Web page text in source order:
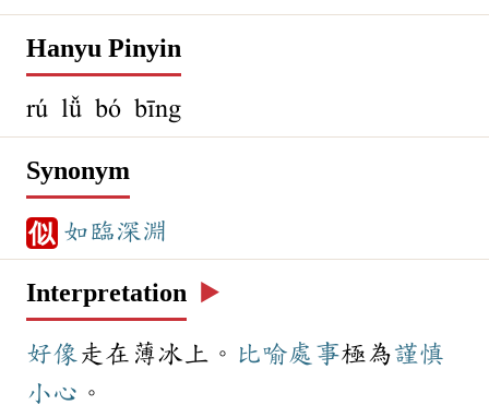
Hanyu Pinyin
rú lǚ bó bīng
Synonym
似 如臨深淵
Interpretation ▶️
好像 走在薄冰上。 比喻處事極為謹慎
小心 。